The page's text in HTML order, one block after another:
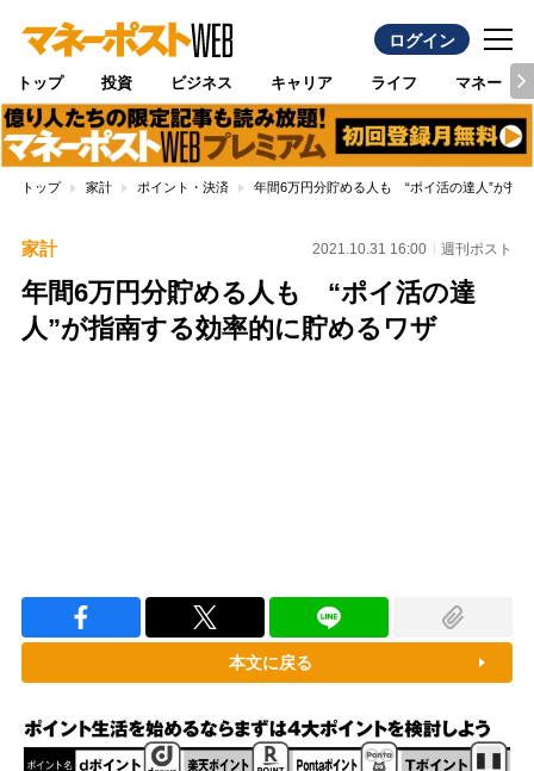
ログイン
トップ 投資 ビジネス キャリア ライフ マネー
トップ 家計 ポイント・決済 年間6万円分貯める人も “ポイ活の達人”が指
家計 2021.10.31 16:00 週刊ポスト
年間6万円分貯める人も “ポイ活の達
人”が指南する効率的に貯めるワザ
本文に戻る